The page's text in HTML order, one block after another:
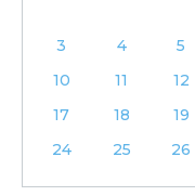
3
4 5
10
11 12
17
18 19
24
25 26